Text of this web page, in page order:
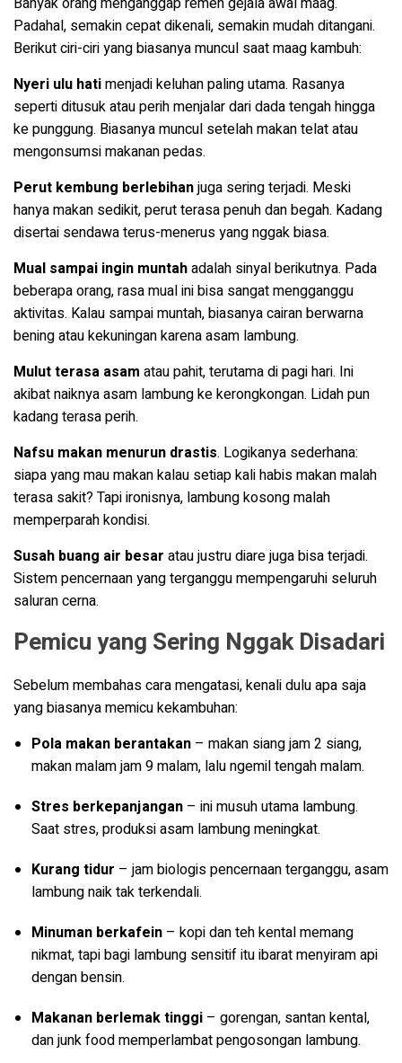
Padahal, semakin cepat dikenali, semakin mudah ditangani.
Berikut ciri-ciri yang biasanya muncul saat maag kambuh:
Nyeri ulu hatimenjadi keluhan paling utama. Rasanya
seperti ditusuk atau perih menjalar dari dada tengah hingga
ke punggung. Biasanya muncul setelah makan telat atau
mengonsumsi makanan pedas.
Perut kembung berlebihanjuga sering terjadi. Meski
hanya makan sedikit, perut terasa penuh dan begah. Kadang
disertai sendawa terus-menerus yang nggak biasa.
Mual sampai ingin muntahadalah sinyal berikutnya. Pada
beberapa orang, rasa mual ini bisa sangat mengganggu
aktivitas. Kalau sampai muntah, biasanya cairan berwarna
bening atau kekuningan karena asam lambung.
Mulut terasa asam atau pahit, terutama di pagi hari. Ini
akibat naiknya asam lambung ke kerongkongan. Lidah pun
kadang terasa perih.
Nafsu makan menurun drastis. Logikanya sederhana:
siapa yang mau makan kalau setiap kali habis makan malah
terasa sakit? Tapi ironisnya, lambung kosong malah
memperparah kondisi.
Susah buang air besar atau justru diare juga bisa terjadi.
Sistem pencernaan yang terganggu mempengaruhi seluruh
saluran cerna.
Pemicu yang Sering Nggak Disadari
Sebelum membahas cara mengatasi, kenali dulu apa saja
yang biasanya memicu kekambuhan:
Pola makan berantakan – makan siang jam 2 siang,
makan malam jam 9 malam, lalu ngemil tengah malam.
Stres berkepanjangan – ini musuh utama lambung.
Saat stres, produksi asam lambung meningkat.
Kurang tidur – jam biologis pencernaan terganggu, asam
lambung naik tak terkendali.
Minuman berkafein – kopi dan teh kental memang
nikmat, tapi bagi lambung sensitif itu ibarat menyiram api
dengan bensin.
Makanan berlemak tinggi – gorengan, santan kental,
dan junk food memperlambat pengosongan lambung.